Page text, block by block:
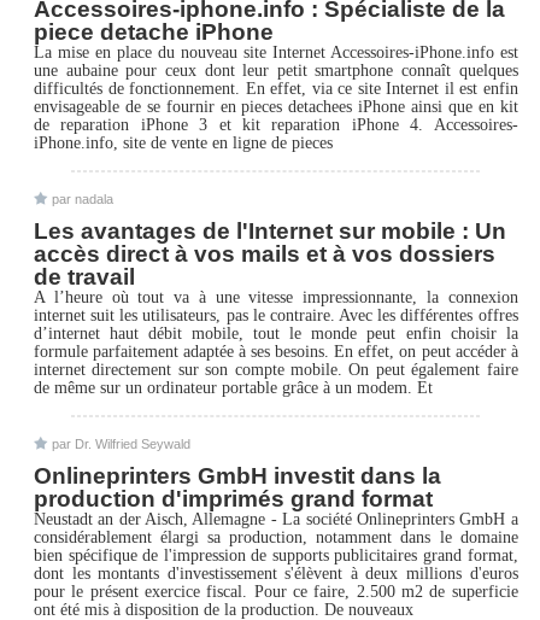
Accessoires-iphone.info : Spécialiste de la
piece detache iPhone
La mise en place du nouveau site Internet Accessoires-iPhone.info est
une aubaine pour ceux dont leur petit smartphone connaît quelques
difficultés de fonctionnement. En effet, via ce site Internet il est enfin
envisageable de se fournir en pieces detachees iPhone ainsi que en kit
de reparation iPhone 3 et kit reparation iPhone 4. Accessoires-
iPhone.info, site de vente en ligne de pieces
par nadala
Les avantages de l'Internet sur mobile : Un
accès direct à vos mails et à vos dossiers
de travail
A l’heure où tout va à une vitesse impressionnante, la connexion
internet suit les utilisateurs, pas le contraire. Avec les différentes offres
d’internet haut débit mobile, tout le monde peut enfin choisir la
formule parfaitement adaptée à ses besoins. En effet, on peut accéder à
internet directement sur son compte mobile. On peut également faire
de même sur un ordinateur portable grâce à un modem. Et
par Dr. Wilfried Seywald
Onlineprinters GmbH investit dans la
production d'imprimés grand format
Neustadt an der Aisch, Allemagne - La société Onlineprinters GmbH a
considérablement élargi sa production, notamment dans le domaine
bien spécifique de l'impression de supports publicitaires grand format,
dont les montants d'investissement s'élèvent à deux millions d'euros
pour le présent exercice fiscal. Pour ce faire, 2.500 m2 de superficie
ont été mis à disposition de la production. De nouveaux